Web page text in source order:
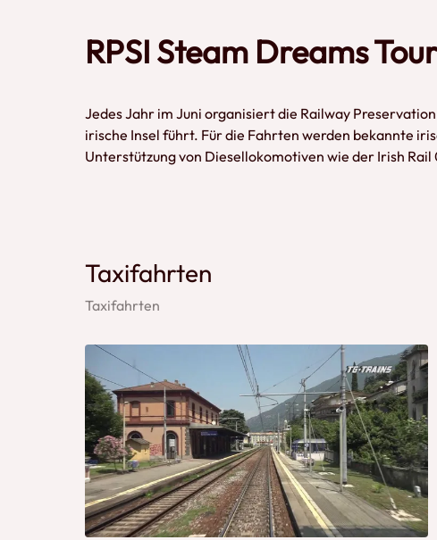
RPSI Steam Dreams Tour
Jedes Jahr im Juni organisiert die Railway
irische Insel führt. Für die Fahrten werden bekannte
Unterstützung von Diesellokomotiven wie der Irish Rail
Taxifahrten
Taxifahrten